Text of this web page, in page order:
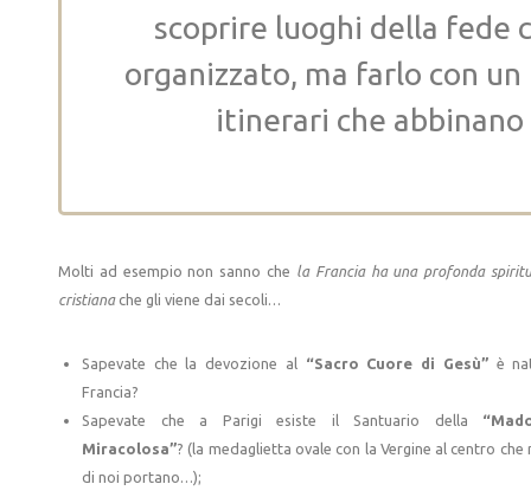
scoprire luoghi della fede
organizzato, ma farlo con
itinerari che
Molti ad esempio non sanno che la Francia ha una profonda
cristianache gli viene dai secoli…
Sapevate che la devozione al “Sacro Cuore di Gesù”è
Francia?
Sapevate che a Parigi esiste il Santuario della
Miracolosa”? (la medaglietta ovale con la Vergine al centro che
di noi portano…);